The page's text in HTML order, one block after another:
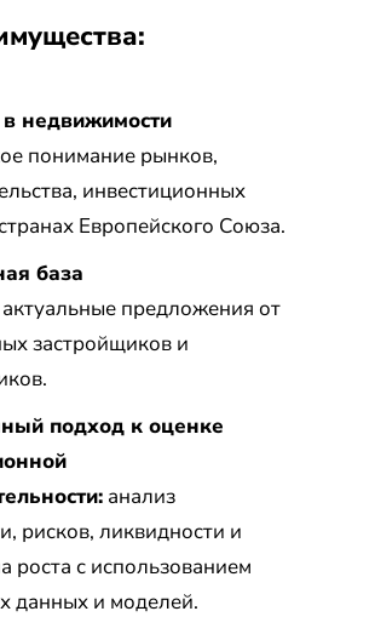
недвижимости
понимание рынков,
инвестиционных
Европейского Союза.
база
предложения от
застройщиков и
подход к оценке
анализ
рисков, ликвидности и
роста с использованием
данных и моделей.